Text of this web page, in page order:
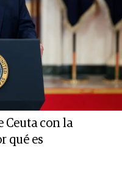
Ceuta con la
qué es